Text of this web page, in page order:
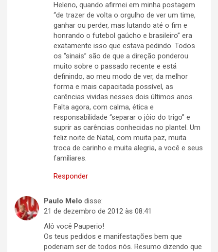
Heleno, quando afirmei em minha postagem
“de trazer de volta o orgulho de ver um time,
ganhar ou perder, mas lutando até o fim e
honrando o futebol gaúcho e brasileiro” era
exatamente isso que estava pedindo. Todos
os “sinais” são de que a direção ponderou
muito sobre o passado recente e está
definindo, ao meu modo de ver, da melhor
forma e mais capacitada possível, as
carências vividas nesses dois últimos anos.
Falta agora, com calma, ética e
responsabilidade “separar o jôio do trigo” e
suprir as carências conhecidas no plantel. Um
feliz noite de Natal, com muita paz, muita
troca de carinho e muita alegria, a você e seus
familiares.
Responder
Paulo Melo disse:
21 de dezembro de 2012 às 08:41
Alô você Pauperio!
Os teus pedidos e manifestações bem que
poderiam ser de todos nós. Resumo dizendo que